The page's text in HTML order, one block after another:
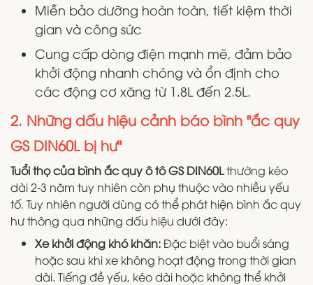
Miễn bảo dưỡng hoàn toàn, tiết kiệm thời
gian và công sức
Cung cấp dòng điện mạnh mẽ, đảm bảo
khởi động nhanh chóng và ổn định cho
các động cơ xăng từ 1.8L đến 2.5L.
2. Những dấu hiệu cảnh báo bình "ắc quy
GS DIN60L bị hư"
Tuổi thọ của bình ắc quy ô tô GS DIN60Lthường kéo
dài 2-3 năm tuy nhiên còn phụ thuộc vào nhiều yếu
tố. Tuy nhiên người dùng có thể phát hiện bình ắc quy
hư thông qua những dấu hiệu dưới đây:
Xe khởi động khó khăn:Đặc biệt vào buổi sáng
hoặc sau khi xe không hoạt động trong thời gian
dài. Tiếng đề yếu, kéo dài hoặc không thể khởi